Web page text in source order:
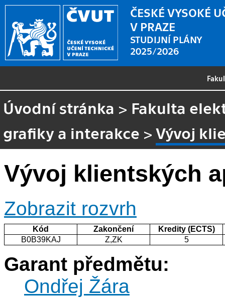
ČESKÉ VYSOKÉ
V PRAZE
STUDIJNÍ PLÁNY
2025/2026
Úvodní stránka > Fakulta
grafiky a interakce >Vývoj
Vývoj klientských
Zobrazit rozvrh
Kód Zakončení
Kredity (ECTS)
B0B39KAJ
Z,ZK 5
Garant předmětu:
Ondřej Žára